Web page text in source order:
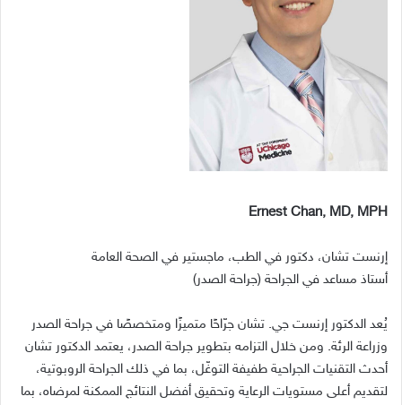
Ernest Chan, MD, MPH
إرنست تشان، دكتور في الطب، ماجستير في الصحة العامة
أستاذ مساعد في الجراحة (جراحة الصدر)
يُعد الدكتور إرنست جي. تشان جرّاحًا متميزًا ومتخصصًا في جراحة الصدر
وزراعة الرئة. ومن خلال التزامه بتطوير جراحة الصدر، يعتمد الدكتور تشان
أحدث التقنيات الجراحية طفيفة التوغّل، بما في ذلك الجراحة الروبوتية،
لتقديم أعلى مستويات الرعاية وتحقيق أفضل النتائج الممكنة لمرضاه، بما